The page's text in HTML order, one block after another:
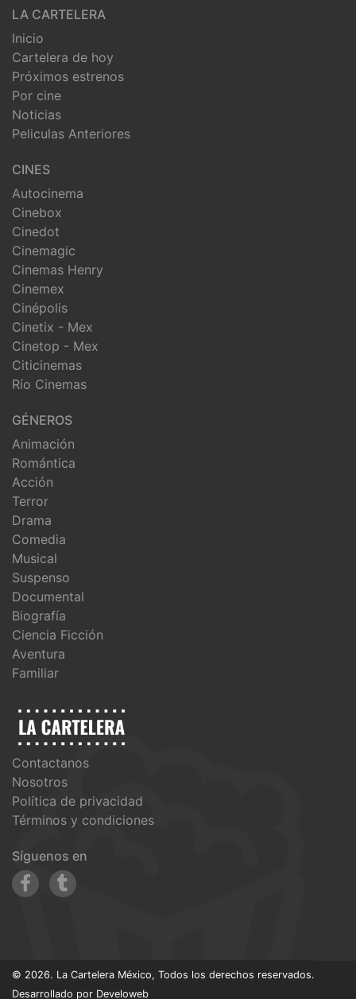
LA CARTELERA
Inicio
Cartelera de hoy
Próximos estrenos
Por cine
Noticias
Peliculas Anteriores
CINES
Autocinema
Cinebox
Cinedot
Cinemagic
Cinemas Henry
Cinemex
Cinépolis
Cinetix - Mex
Cinetop - Mex
Citicinemas
Río Cinemas
GÉNEROS
Animación
Romántica
Acción
Terror
Drama
Comedia
Musical
Suspenso
Documental
Biografía
Ciencia Ficción
Aventura
Familiar
Contactanos
Nosotros
Política de privacidad
Términos y condiciones
Síguenos en
© 2026. La Cartelera México, Todos los derechos reservados.
Desarrollado por Develoweb